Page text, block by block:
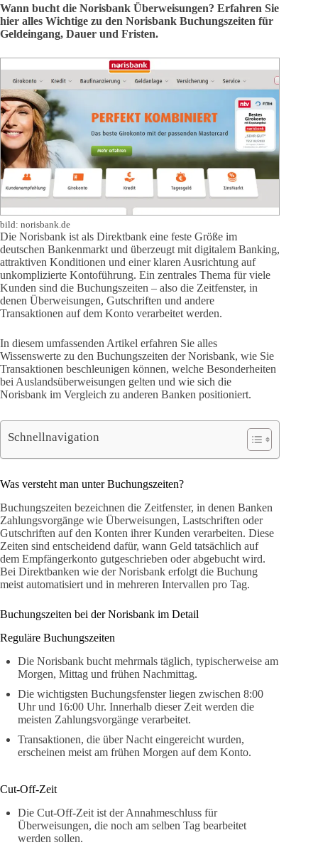
Wann bucht die Norisbank Überweisungen? Erfahren Sie
hier alles Wichtige zu den Norisbank Buchungszeiten für
Geldeingang, Dauer und Fristen.
bild: norisbank.de
Die Norisbank ist als Direktbank eine feste Größe im
deutschen Bankenmarkt und überzeugt mit digitalem Banking,
attraktiven Konditionen und einer klaren Ausrichtung auf
unkomplizierte Kontoführung. Ein zentrales Thema für viele
Kunden sind die Buchungszeiten – also die Zeitfenster, in
denen Überweisungen, Gutschriften und andere
Transaktionen auf dem Konto verarbeitet werden.
In diesem umfassenden Artikel erfahren Sie alles
Wissenswerte zu den Buchungszeiten der Norisbank, wie Sie
Transaktionen beschleunigen können, welche Besonderheiten
bei Auslandsüberweisungen gelten und wie sich die
Norisbank im Vergleich zu anderen Banken positioniert.
Schnellnavigation
Was versteht man unter Buchungszeiten?
Buchungszeiten bezeichnen die Zeitfenster, in denen Banken
Zahlungsvorgänge wie Überweisungen, Lastschriften oder
Gutschriften auf den Konten ihrer Kunden verarbeiten. Diese
Zeiten sind entscheidend dafür, wann Geld tatsächlich auf
dem Empfängerkonto gutgeschrieben oder abgebucht wird.
Bei Direktbanken wie der Norisbank erfolgt die Buchung
meist automatisiert und in mehreren Intervallen pro Tag.
Buchungszeiten bei der Norisbank im Detail
Reguläre Buchungszeiten
Die Norisbank bucht mehrmals täglich, typischerweise am
Morgen, Mittag und frühen Nachmittag.
Die wichtigsten Buchungsfenster liegen zwischen 8:00
Uhr und 16:00 Uhr. Innerhalb dieser Zeit werden die
meisten Zahlungsvorgänge verarbeitet.
Transaktionen, die über Nacht eingereicht wurden,
erscheinen meist am frühen Morgen auf dem Konto.
Cut-Off-Zeit
Die Cut-Off-Zeit ist der Annahmeschluss für
Überweisungen, die noch am selben Tag bearbeitet
werden sollen.